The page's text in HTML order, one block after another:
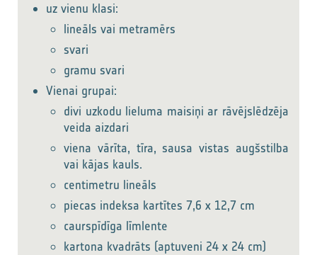
uz vienu klasi:
lineāls vai metramērs
svari
gramu svari
Vienai grupai:
divi uzkodu lieluma maisiņi ar rāvējslēdzēja
veida aizdari
viena vārīta, tīra, sausa vistas augšstilba
vai kājas kauls.
centimetru lineāls
piecas indeksa kartītes 7,6 x 12,7 cm
caurspīdīga līmlente
kartona kvadrāts (aptuveni 24 x 24 cm)